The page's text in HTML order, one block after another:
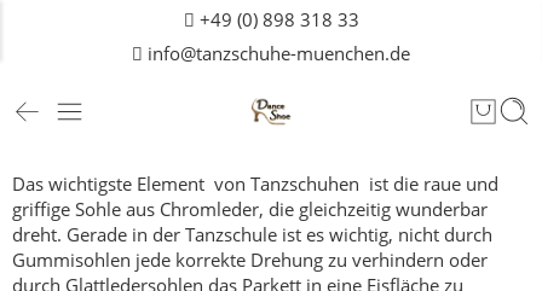
+49 (0) 898 318 33
info@tanzschuhe-muenchen.de
Das wichtigste Element von Tanzschuhen ist die raue und
griffige Sohle aus Chromleder, die gleichzeitig wunderbar
dreht. Gerade in der Tanzschule ist es wichtig, nicht durch
Gummisohlen jede korrekte Drehung zu verhindern oder
durch Glattledersohlen das Parkett in eine Eisfläche zu